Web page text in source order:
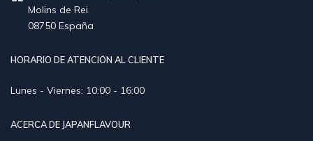
Molins de Rei
08750 España
HORARIO DE ATENCIÓN AL CLIENTE
Lunes - Viernes: 10:00 - 16:00
ACERCA DE JAPANFLAVOUR